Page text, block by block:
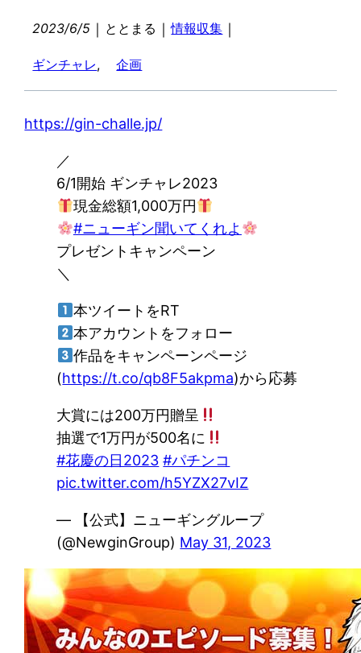
2023/6/5 ｜ ととまる ｜情報収集 ｜
ギンチャレ, 企画
https://gin-challe.jp/
／
6/1開始 ギンチャレ2023
現金総額1,000万円
#ニューギン聞いてくれよ
プレゼントキャンペーン
＼
本ツイートをRT
本アカウントをフォロー
作品をキャンペーンページ
(https://t.co/qb8F5akpma)から応募
大賞には200万円贈呈
抽選で1万円が500名に
#花慶の日2023 #パチンコ
pic.twitter.com/h5YZX27vIZ
— 【公式】ニューギングループ
(@NewginGroup) May 31, 2023